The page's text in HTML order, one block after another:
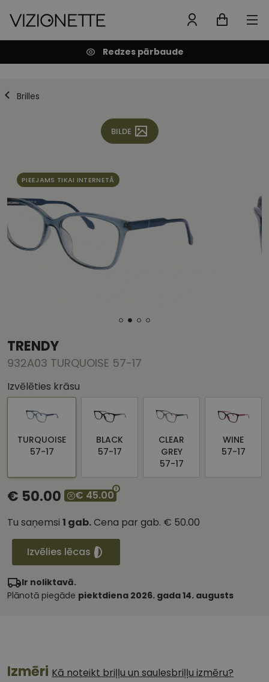
Redzes pārbaude
Brilles
BILDE
PIEEJAMS TIKAI INTERNETĀ
TRENDY
932A03 TURQUOISE 57-17
Izvēlēties krāsu
TURQUOISE
57-17
BLACK
57-17
CLEAR
GREY
57-17
WINE
57-17
€ 50.00
€ 45.00
Tu saņemsi 1 gab.Cena par gab. € 50.00
Izvēlies lēcas
Ir noliktavā.
Plānotā piegāde piektdiena 2026. gada 14. augusts
Izmēri Kā noteikt briļļu un saulesbriļļu izmēru?